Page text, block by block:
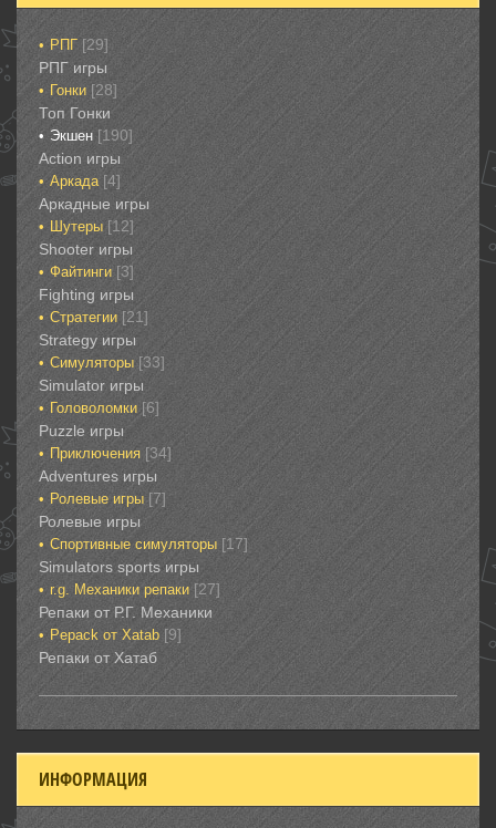
РПГ [29]
РПГ игры
Гонки‎ [28]
Топ Гонки‎
Экшен [190]
‎Action игры
Аркада‎ [4]
Аркадные игры
Шутеры‎ [12]
‎Shooter игры
Файтинги‎ [3]
Fighting игры
Стратегии‎ [21]
Strategy игры
Симуляторы‎ [33]
Simulator игры
Головоломки‎ [6]
Puzzle игры
Приключения‎ [34]
Adventures игры
Ролевые игры‎ [7]
Ролевые игры‎‎‎‎‎‎
Спортивные‎ симуляторы [17]
Simulators sports игры
r.g. Механики репаки [27]
Репаки от Р.Г. Механики
Рepack от Xatab [9]
Репаки от Хатаб
ИНФОРМАЦИЯ